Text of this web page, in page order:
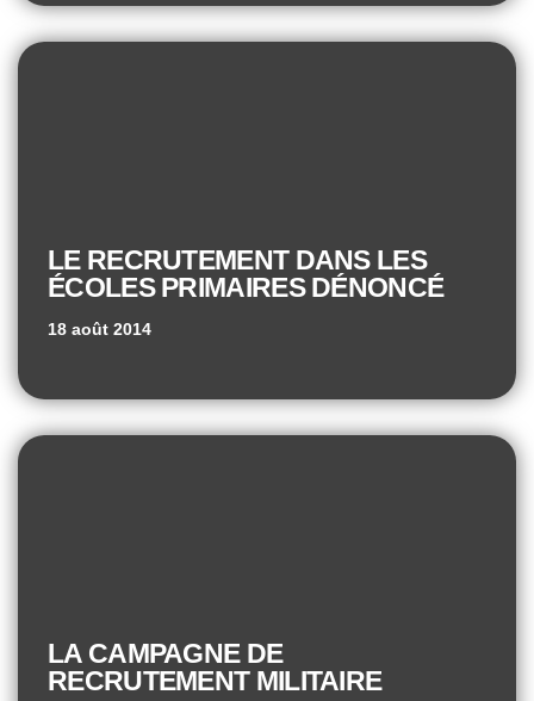
LE RECRUTEMENT DANS LES
ÉCOLES PRIMAIRES DÉNONCÉ
18 août 2014
LA CAMPAGNE DE
RECRUTEMENT MILITAIRE